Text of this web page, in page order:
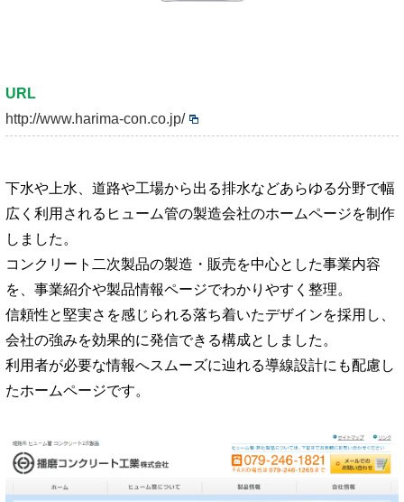
URL
http://www.harima-con.co.jp/
下水や上水、道路や工場から出る排水などあらゆる分野で幅
広く利用されるヒューム管の製造会社のホームページを制作
しました。
コンクリート二次製品の製造・販売を中心とした事業内容
を、事業紹介や製品情報ページでわかりやすく整理。
信頼性と堅実さを感じられる落ち着いたデザインを採用し、
会社の強みを効果的に発信できる構成としました。
利用者が必要な情報へスムーズに辿れる導線設計にも配慮し
たホームページです。